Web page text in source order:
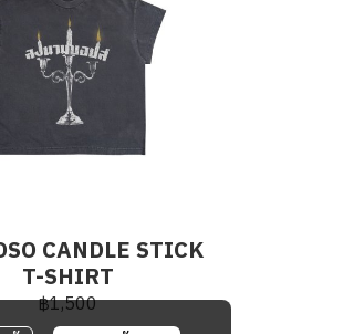
CANDLE STICK
T-SHIRT
฿1,500